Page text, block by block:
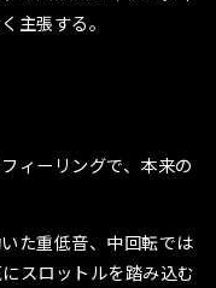
主張する。
ィーリングで、本来の
た重低音、中回転では
スロットルを踏み込む